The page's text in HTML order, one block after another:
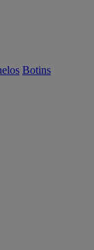
Botins